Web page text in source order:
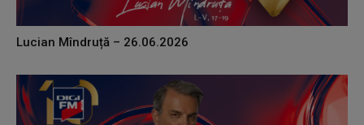
Lucian Mîndruță – 26.06.2026